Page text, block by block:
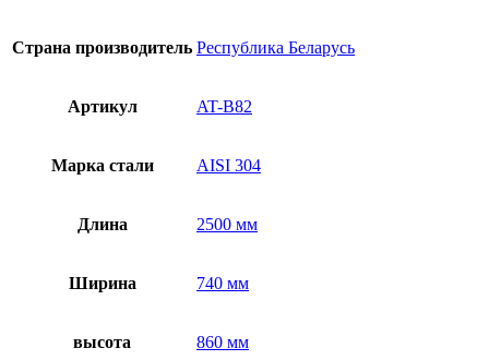
Страна производитель Республика Беларусь
Артикул AT-B82
Марка стали AISI 304
Длина 2500 мм
Ширина 740 мм
высота 860 мм